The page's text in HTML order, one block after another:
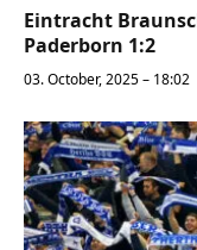
Eintracht
Paderborn 1:2
03. October, 2025 – 18:02